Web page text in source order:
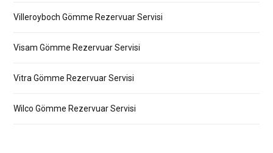
Villeroyboch Gömme Rezervuar Servisi
Visam Gömme Rezervuar Servisi
Vitra Gömme Rezervuar Servisi
Wilco Gömme Rezervuar Servisi